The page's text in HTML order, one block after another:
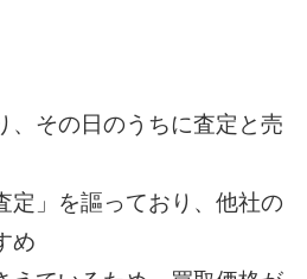
、その日のうちに査定と売
定」を謳っており、他社の
め